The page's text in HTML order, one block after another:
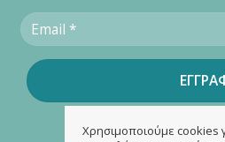
Χρησιμοποιούμε cookies